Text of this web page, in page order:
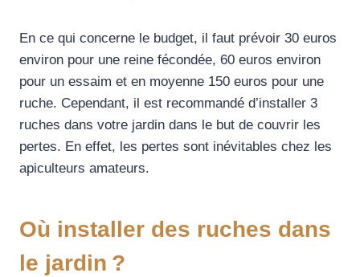
En ce qui concerne le budget, il faut prévoir 30 euros
environ pour une reine fécondée, 60 euros environ
pour un essaim et en moyenne 150 euros pour une
ruche. Cependant, il est recommandé d’installer 3
ruches dans votre jardin dans le but de couvrir les
pertes. En effet, les pertes sont inévitables chez les
apiculteurs amateurs.
Où installer des ruches dans
le jardin ?